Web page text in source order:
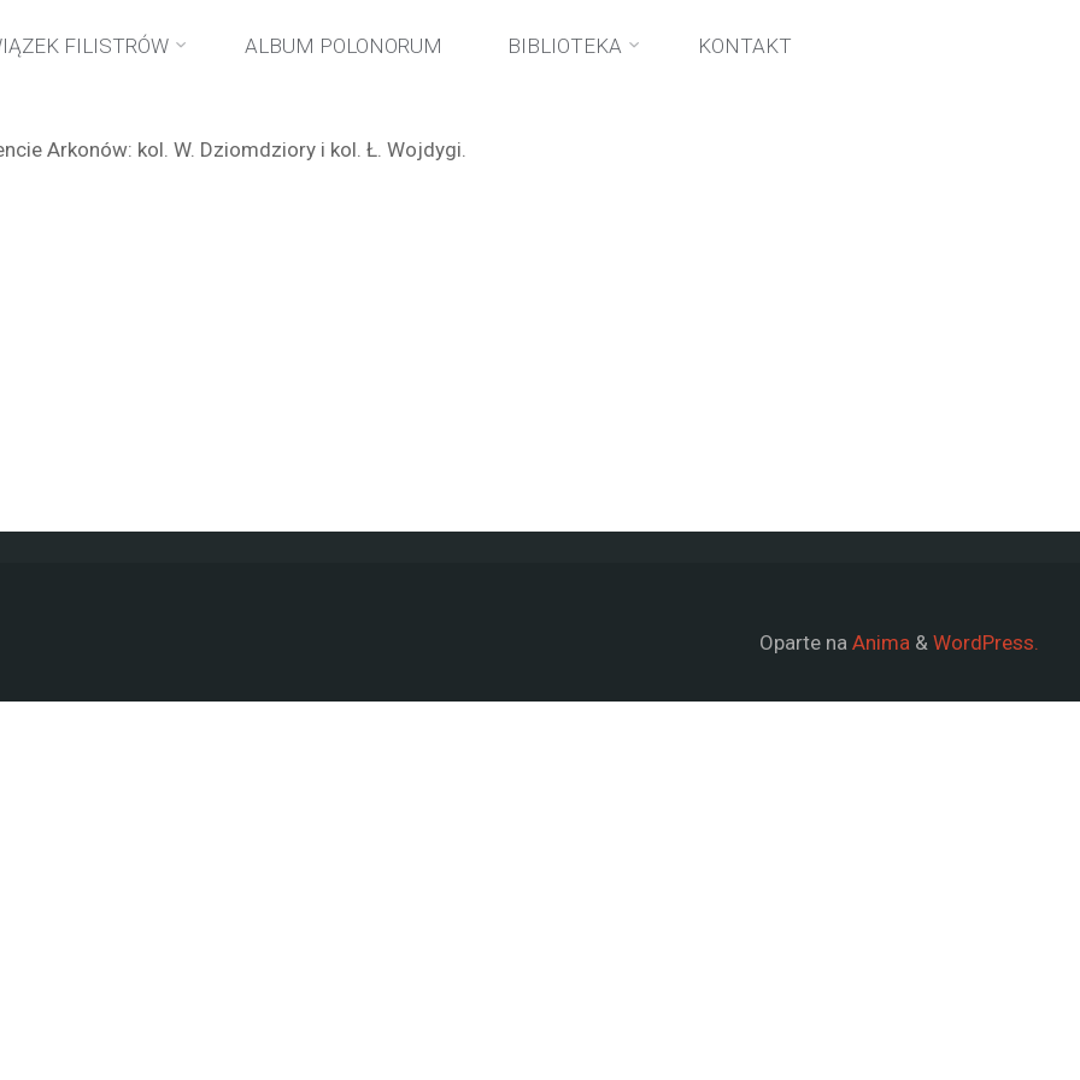
FILISTRÓW ALBUM POLONORUM BIBLIOTEKA KONTAKT
główna
Arkonów: kol. W. Dziomdziory i kol. Ł. Wojdygi.
Oparte na Anima & WordPress.